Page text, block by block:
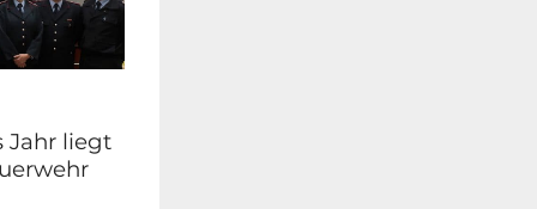
Jahr liegt